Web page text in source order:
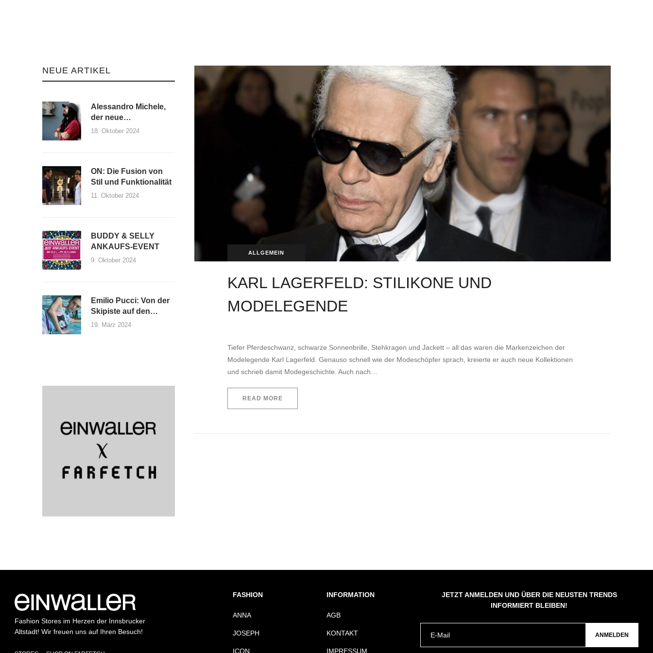
NEUE ARTIKEL
Alessandro Michele,
der neue
Kreativdirektor von
18. Oktober 2024
ON: Die Fusion von
Stil und Funktionalität
11. Oktober 2024
BUDDY & SELLY
ANKAUFS-EVENT
9. Oktober 2024
Emilio Pucci: Von der
Skipiste auf den
Laufsteg
19. März 2024
ALLGEMEIN
KARL LAGERFELD: STILIKONE UND
MODELEGENDE
Tiefer Pferdeschwanz, schwarze Sonnenbrille, Stehkragen und Jackett – all das waren die Markenzeichen der
Modelegende Karl Lagerfeld. Genauso schnell wie der Modeschöpfer sprach, kreierte er auch neue Kollektionen
und schrieb damit Modegeschichte. Auch nach…
READ MORE
Fashion Stores im Herzen der Innsbrucker
Altstadt! Wir freuen uns auf Ihren Besuch!
FASHION
ANNA
JOSEPH
ICON
INFORMATION
AGB
KONTAKT
IMPRESSUM
JETZT ANMELDEN UND ÜBER DIE NEUSTEN TRENDS
INFORMIERT BLEIBEN!
ANMELDEN